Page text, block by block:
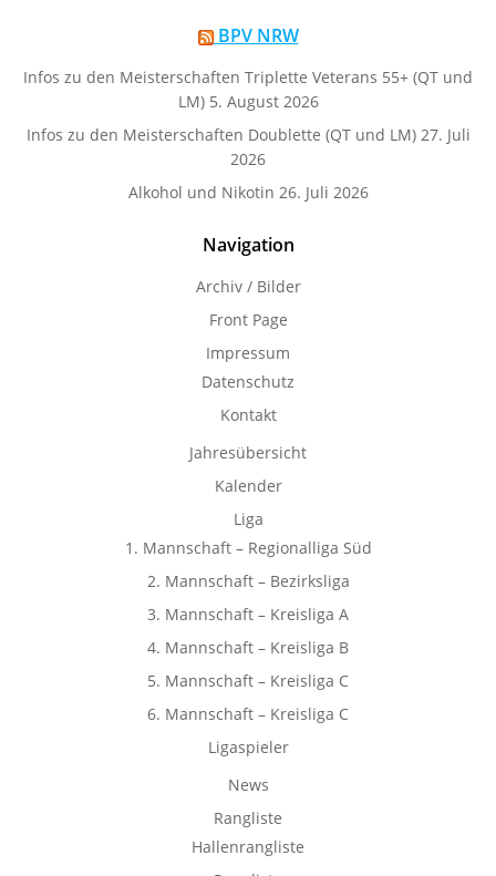
BPV NRW
Infos zu den Meisterschaften Triplette Veterans 55+ (QT und
LM) 5. August 2026
Infos zu den Meisterschaften Doublette (QT und LM) 27. Juli
2026
Alkohol und Nikotin 26. Juli 2026
Navigation
Archiv / Bilder
Front Page
Impressum
Datenschutz
Kontakt
Jahresübersicht
Kalender
Liga
1. Mannschaft – Regionalliga Süd
2. Mannschaft – Bezirksliga
3. Mannschaft – Kreisliga A
4. Mannschaft – Kreisliga B
5. Mannschaft – Kreisliga C
6. Mannschaft – Kreisliga C
Ligaspieler
News
Rangliste
Hallenrangliste